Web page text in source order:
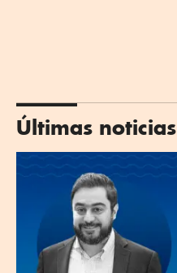
Últimas noticias